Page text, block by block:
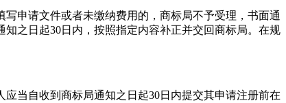
申请文件或者未缴纳费用的，商标局不予受理，书面通
之日起30日内，按照指定内容补正并交回商标局。在规
当自收到商标局通知之日起30日内提交其申请注册前在